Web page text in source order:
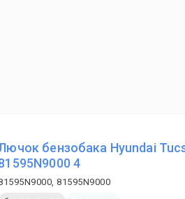
бензобака Hyundai
4
81595N9000